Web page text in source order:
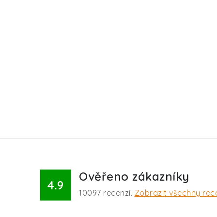
4.9
Ověřeno zákazníky
10097 recenzí. Zobrazit všechny